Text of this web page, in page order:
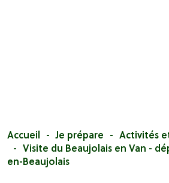
Accueil Je prépare
Activités
Visite du Beaujolais en Van -
en-Beaujolais